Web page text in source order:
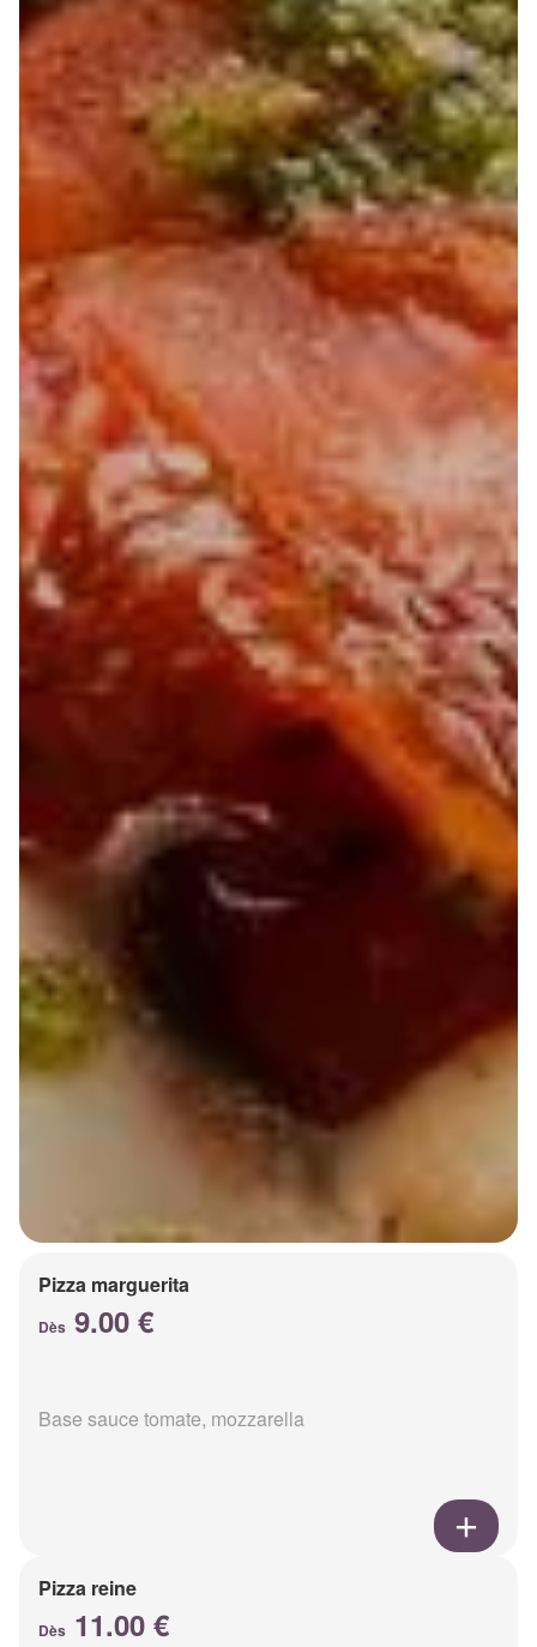
Pizza marguerita
Dès 9.00 €
Base sauce tomate, mozzarella
Pizza reine
Dès 11.00 €